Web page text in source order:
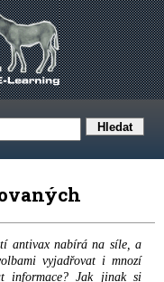
antivax nabírá na síle, a
vyjadřovat i mnozí
informace? Jak jinak si